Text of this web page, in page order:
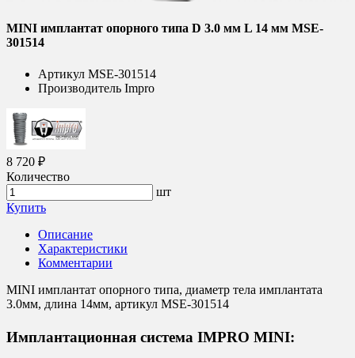
MINI имплантат опорного типа D 3.0 мм L 14 мм MSE-
301514
Артикул MSE-301514
Производитель Impro
8 720 ₽
Количество
шт
Купить
Описание
Характеристики
Комментарии
MINI имплантат опорного типа, диаметр тела имплантата
3.0мм, длина 14мм, артикул MSE-301514
Имплантационная система IMPRO MINI: